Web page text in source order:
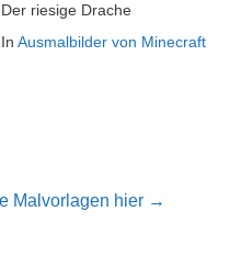
Der riesige Drache
In Ausmalbilder von Minecraft
Malvorlagen hier →